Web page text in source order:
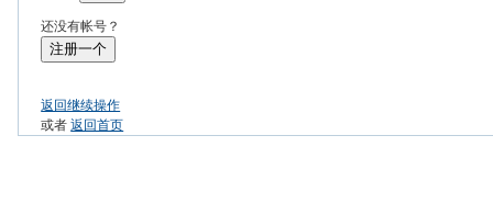
还没有帐号？
注册一个
返回继续操作
或者返回首页